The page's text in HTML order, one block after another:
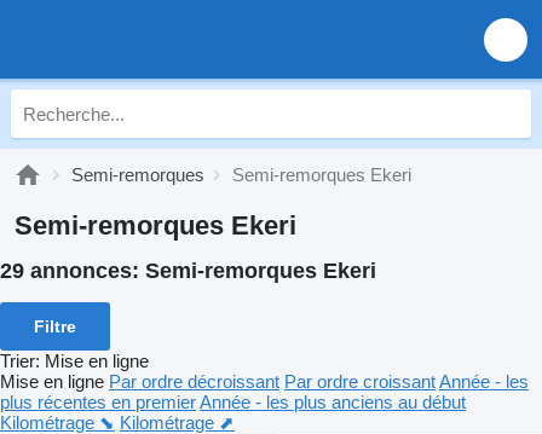
Semi-remorques Semi-remorques Ekeri
Semi-remorques Ekeri
29 annonces: Semi-remorques Ekeri
Filtre
Trier: Mise en ligne
Mise en ligne Par ordre décroissant Par ordre croissantAnnée - les
plus récentes en premierAnnée - les plus anciens au début
Kilométrage ⬊ Kilométrage ⬈